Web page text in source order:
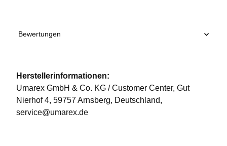
Bewertungen
Herstellerinformationen:
Umarex GmbH & Co. KG / Customer Center, Gut
Nierhof 4, 59757 Arnsberg, Deutschland,
service@umarex.de